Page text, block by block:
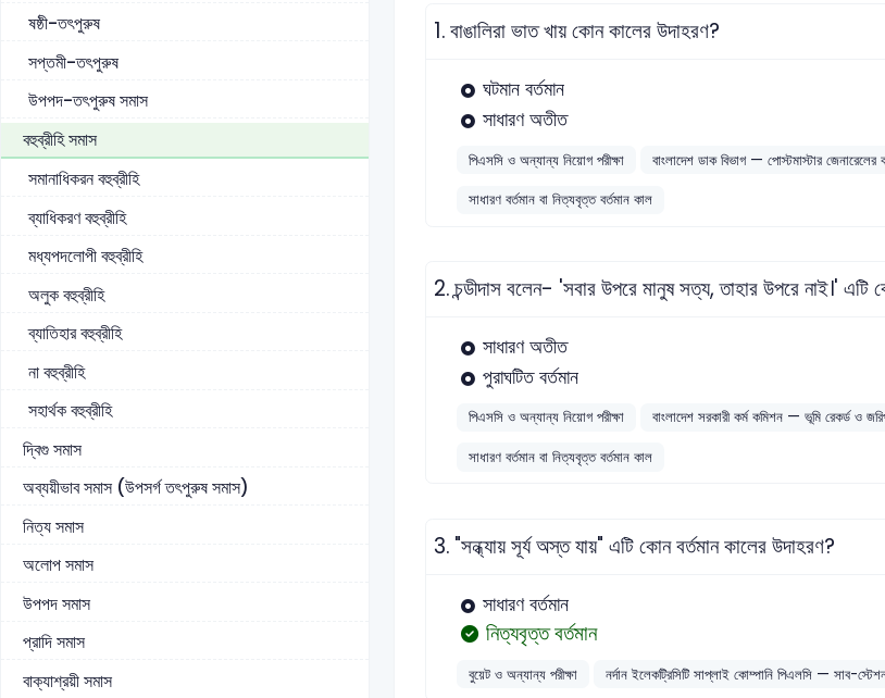
ষষ্ঠী-তৎপুরুষ
সপ্তমী-তৎপুরুষ
উপপদ-তৎপুরুষ সমাস
বহুব্রীহি সমাস
সমানাধিকরন বহুব্রীহি
ব্যাধিকরণ বহুব্রীহি
মধ্যপদলোপী বহুব্রীহি
অলুক বহুব্রীহি
ব্যাতিহার বহুব্রীহি
না বহুব্রীহি
সহার্থক বহুব্রীহি
দ্বিগু সমাস
অব্যয়ীভাব সমাস (উপসর্গ তৎপুরুষ সমাস)
নিত্য সমাস
অলোপ সমাস
উপপদ সমাস
প্রাদি সমাস
বাক্যাশ্রয়ী সমাস
1.বাঙালিরা ভাত খায় কোন কালের উদাহরণ?
ঘটমান বর্তমান
সাধারণ অতীত
পিএসসি ও অন্যান্য নিয়োগ পরীক্ষা বাংলাদেশ ডাক বিভাগ — পোস্টমাস্টার
সাধারণ বর্তমান বা নিত্যবৃত্ত বর্তমান কাল
2.চন্ডীদাস বলেন- 'সবার উপরে মানুষ সত্য, তাহার উপরে নাই।' এটি
সাধারণ অতীত
পুরাঘটিত বর্তমান
পিএসসি ও অন্যান্য নিয়োগ পরীক্ষা বাংলাদেশ সরকারী কর্ম কমিশন — ভূমি রেকর্ড ও
সাধারণ বর্তমান বা নিত্যবৃত্ত বর্তমান কাল
3. "সন্ধ্যায় সূর্য অস্ত যায়" এটি কোন বর্তমান কালের উদাহরণ?
সাধারণ বর্তমান
নিত্যবৃত্ত বর্তমান
বুয়েট ও অন্যান্য পরীক্ষা নর্দান ইলেকট্রিসিটি সাপ্লাই কোম্পানি পিএলসি — সাব-